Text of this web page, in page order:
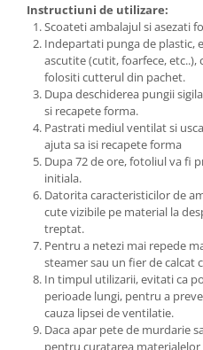
Instructiuni de utilizare:
Scoateti ambalajul si asezati
Indepartati punga de plastic,
ascutite (cutit, foarfece,
folositi cutterul din pachet.
Dupa deschiderea pungii
si recapete forma.
Pastrati mediul ventilat si
ajuta sa isi recapete forma
Dupa 72 de ore, fotoliul va fi
initiala.
Datorita caracteristicilor de
cute vizibile pe material la
treptat.
Pentru a netezi mai repede
steamer sau un fier de calcat
In timpul utilizarii, evitati ca
perioade lungi, pentru a
cauza lipsei de ventilatie.
Daca apar pete de murdarie
pentru curatarea